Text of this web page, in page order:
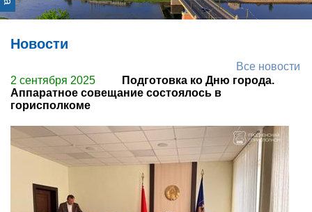
Новости
Все новости
2 сентября 2025
Подготовка ко Дню города.
Аппаратное совещание состоялось в
горисполкоме